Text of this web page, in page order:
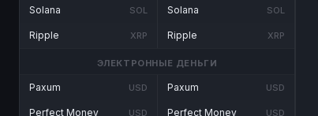
Solana SOL
Ripple XRP
Solana SOL
Ripple XRP
ЭЛЕКТРОННЫЕ ДЕНЬГИ
Paxum USD
Perfect Money USD
Paxum USD
Perfect Money USD